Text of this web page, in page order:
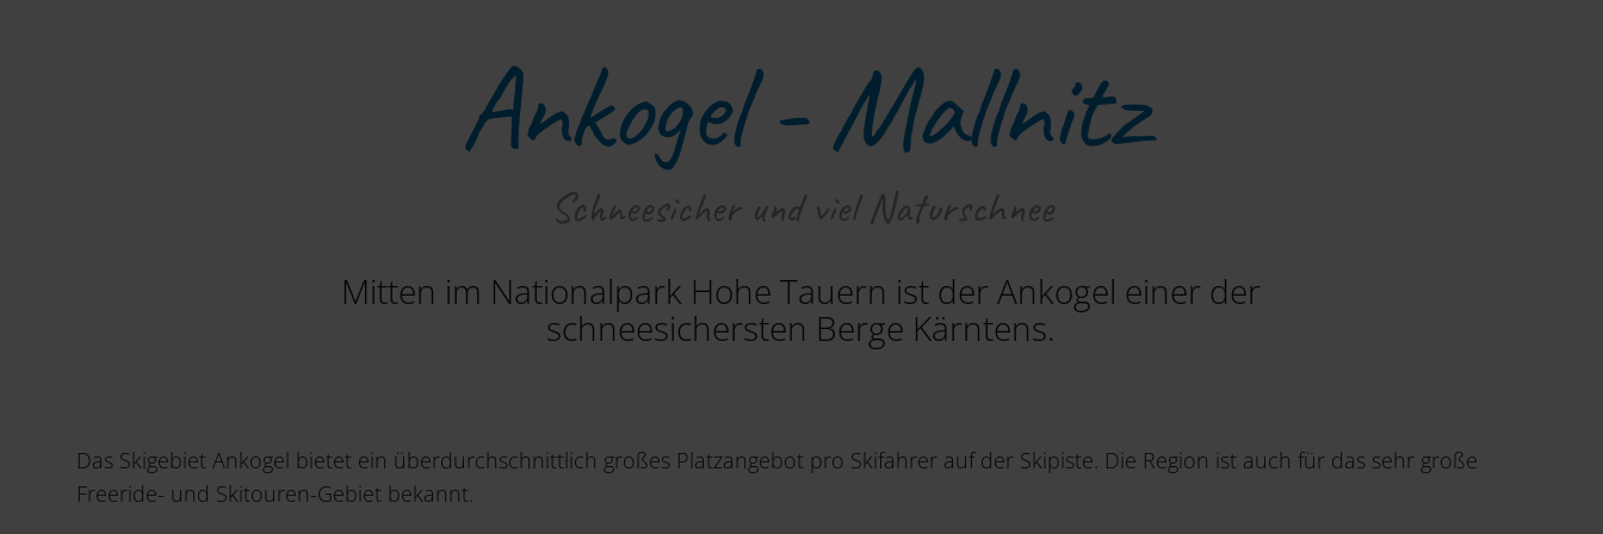
Ankogel - Mallnitz
Schneesicher und viel Naturschnee
Mitten im Nationalpark Hohe Tauern ist der Ankogel einer der
schneesichersten Berge Kärntens.
Das Skigebiet Ankogel bietet ein überdurchschnittlich großes Platzangebot pro Skifahrer auf der Skipiste. Die Region ist auch für das sehr große
Freeride- und Skitouren-Gebiet bekannt.